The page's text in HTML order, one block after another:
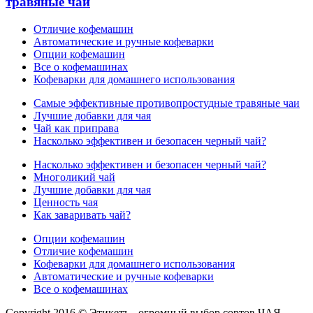
Отличие кофемашин
Автоматические и ручные кофеварки
Опции кофемашин
Все о кофемашинах
Кофеварки для домашнего использования
Самые эффективные противопростудные травяные чаи
Лучшие добавки для чая
Чай как приправа
Насколько эффективен и безопасен черный чай?
Насколько эффективен и безопасен черный чай?
Многоликий чай
Лучшие добавки для чая
Ценность чая
Как заваривать чай?
Опции кофемашин
Отличие кофемашин
Кофеварки для домашнего использования
Автоматические и ручные кофеварки
Все о кофемашинах